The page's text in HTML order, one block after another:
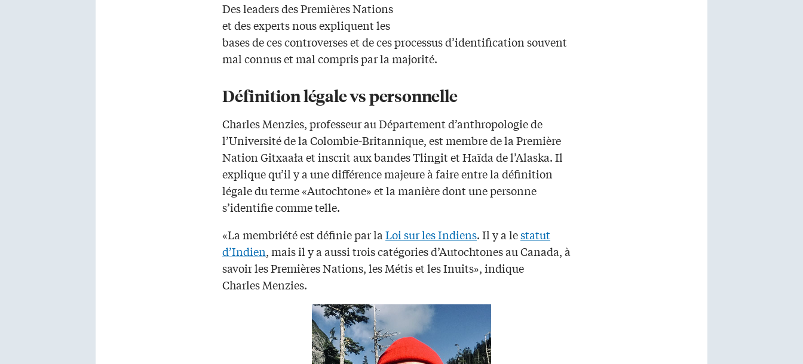
Des leaders des Premières Nations
et des experts nous expliquent les
bases de ces controverses et de ces processus d’identification souvent
mal connus et mal compris par la majorité.
Définition légale vs personnelle
Charles Menzies, professeur au Département d’anthropologie de
l’Université de la Colombie-Britannique, est membre de la Première
Nation Gitxaała et inscrit aux bandes Tlingit et Haïda de l’Alaska. Il
explique qu’il y a une différence majeure à faire entre la définition
légale du terme «Autochtone» et la manière dont une personne
s’identifie comme telle.
«La membriété est définie par laLoi sur les Indiens. Il y a lestatut
d’Indien, mais il y a aussi trois catégories d’Autochtones au Canada, à
savoir les Premières Nations, les Métis et les Inuits», indique
Charles Menzies.